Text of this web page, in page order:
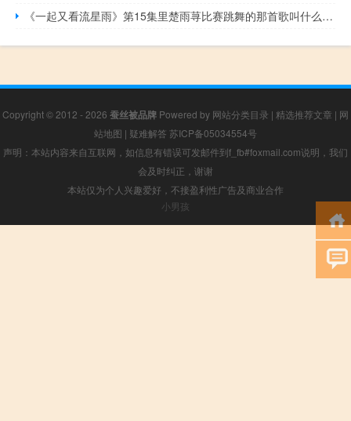
《一起又看流星雨》第15集里楚雨荨比赛跳舞的那首歌叫什么名字 一起去看流星雨歌曲
Copyright © 2012 - 2026 蚕丝被品牌 Powered by 网站分类目录 | 精选推荐文章 | 网
站地图 | 疑难解答 苏ICP备05034554号
声明：本站内容来自互联网，如信息有错误可发邮件到f_fb#foxmail.com说明，我们
会及时纠正，谢谢
本站仅为个人兴趣爱好，不接盈利性广告及商业合作
小男孩